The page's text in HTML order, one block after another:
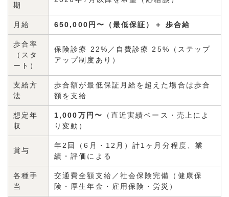
期
月給 650,000円〜（最低保証）＋ 歩合給
歩合率
（スタ
ート）
保険診療 22%／自費診療 25%（ステップ
アップ制度あり）
支給方
法
歩合額が最低保証月給を超えた場合は歩合
額を支給
想定年
収
1,000万円〜
（直近実績ベース・売上によ
り変動）
賞与
年2回（6月・12月）計1ヶ月分程度、業
績・評価による
各種手
当
交通費全額支給／社会保険完備（健康保
険・厚生年金・雇用保険・労災）